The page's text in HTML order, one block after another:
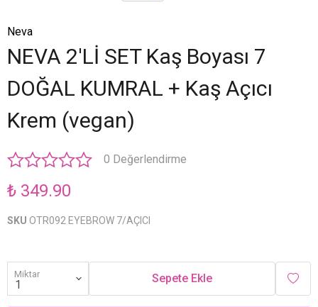
Neva
NEVA 2'Lİ SET Kaş Boyası 7
DOĞAL KUMRAL + Kaş Açıcı
Krem (vegan)
0 Değerlendirme
₺ 349.90
SKU OTR092 EYEBROW 7/AÇICI
Miktar Sepete Ekle